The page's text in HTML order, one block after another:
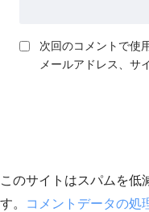
次回のコメントで使
メールアドレス、サ
このサイトはスパムを低
す。
コメントデータの処